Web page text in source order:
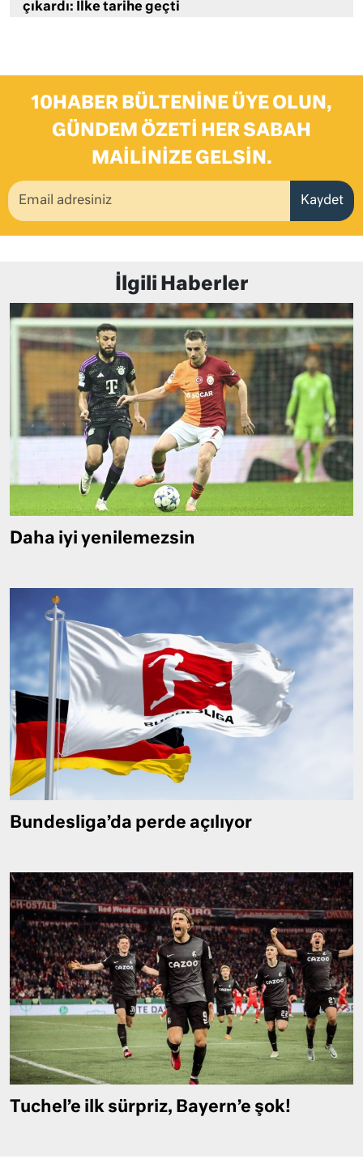
çıkardı: İlke tarihe geçti
10HABER BÜLTENINE ÜYE OLUN,
GÜNDEM ÖZETI HER SABAH
MAILINIZE GELSIN.
Kaydet
İlgili Haberler
Daha iyi yenilemezsin
Bundesliga’da perde açılıyor
Tuchel’e ilk sürpriz, Bayern’e şok!